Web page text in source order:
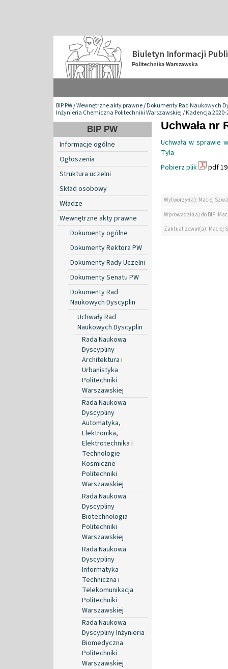
BIP PW/Wewnętrzne akty prawne/Dokumenty Rad Naukowych
Inżynieria Chemiczna Politechniki Warszawskiej/Kadencja 2020-
BIP PW
Informacje ogólne
Ogłoszenia
Struktura uczelni
Skład osobowy
Władze
Wewnętrzne akty prawne
Dokumenty ogólne
Dokumenty Rektora PW
Dokumenty Rady Uczelni
Dokumenty Senatu PW
Dokumenty Rad
Naukowych Dyscyplin
Uchwały Rad
Naukowych Dyscyplin
Rada Naukowa
Dyscypliny
Architektura i
Urbanistyka
Politechniki
Warszawskiej
Rada Naukowa
Dyscypliny
Automatyka,
Elektronika,
Elektrotechnika i
Technologie
Kosmiczne
Politechniki
Warszawskiej
Rada Naukowa
Dyscypliny
Biotechnologia
Politechniki
Warszawskiej
Rada Naukowa
Dyscypliny
Informatyka
Techniczna i
Telekomunikacja
Politechniki
Warszawskiej
Rada Naukowa
Dyscypliny Inżynieria
Biomedyczna
Politechniki
Warszawskiej
Uchwała nr
Uchwała w sprawie
Tyla
Pobierz plik
pdf
Wytworzył(a): Maciej
Wprowadził(a) do BIP:
Zaktualizował(a): Maciej